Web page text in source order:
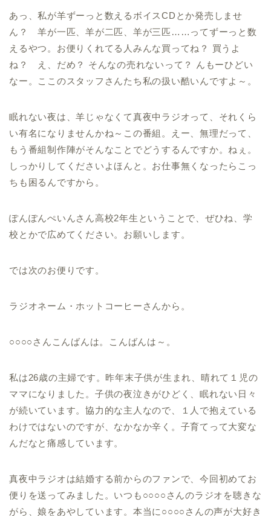
あっ、私が羊ずーっと数えるボイスCDとか発売しませ
ん？ 羊が一匹、羊が二匹、羊が三匹……ってずーっと数
えるやつ。お便りくれてる人みんな買ってね？ 買うよ
ね？ え、だめ？ そんなの売れないって？ んもーひどい
なー。ここのスタッフさんたち私の扱い酷いんですよ～。
眠れない夜は、羊じゃなくて真夜中ラジオって、それくら
い有名になりませんかね～この番組。えー、無理だって、
もう番組制作陣がそんなことでどうするんですか。ねぇ。
しっかりしてくださいよほんと。お仕事無くなったらこっ
ちも困るんですから。
ぽんぽんぺいんさん高校2年生ということで、ぜひね、学
校とかで広めてください。お願いします。
では次のお便りです。
ラジオネーム・ホットコーヒーさんから。
○○○○さんこんばんは。こんばんは～。
私は26歳の主婦です。昨年末子供が生まれ、晴れて１児の
ママになりました。子供の夜泣きがひどく、眠れない日々
が続いています。協力的な主人なので、１人で抱えている
わけではないのですが、なかなか辛く。子育てって大変な
んだなと痛感しています。
真夜中ラジオは結婚する前からのファンで、今回初めてお
便りを送ってみました。いつも○○○○さんのラジオを聴きな
がら、娘をあやしています。本当に○○○○さんの声が大好き